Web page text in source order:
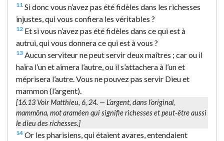
11 Si donc vous n’avez pas été fidèles dans les richesses
injustes, qui vous confiera les véritables ?
12 Et si vous n’avez pas été fidèles dans ce qui est à
autrui, qui vous donnera ce qui est à vous ?
13 Aucun serviteur ne peut servir deux maîtres ; car ou il
haïra l’un et aimera l’autre, ou il s’attachera à l’un et
méprisera l’autre. Vous ne pouvez pas servir Dieu et
mammon (l’argent).
[16.13 Voir Matthieu, 6, 24. — L’argent, dans l’original,
mammôna, mot araméen qui signifie richesses et peut-être aussi
le dieu des richesses.]
14 Or les pharisiens, qui étaient avares, entendaient